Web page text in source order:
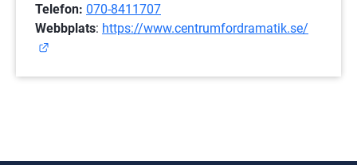
Telefon: 070-8411707
Webbplats: https://www.centrumfordramatik.se/